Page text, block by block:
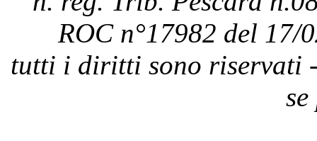
ROC n°17982 del 17/
tutti i diritti sono riservati